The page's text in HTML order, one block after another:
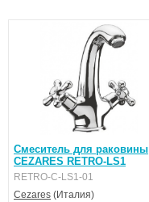
Смеситель для раковины
CEZARES RETRO-LS1
RETRO-C-LS1-01
Cezares (Италия)